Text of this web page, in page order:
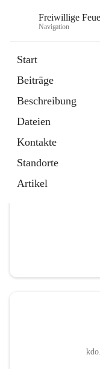
Freiwillige
Navigation
Start
Beiträge
Beschreibung
Dateien
Kontakte
Standorte
Artikel